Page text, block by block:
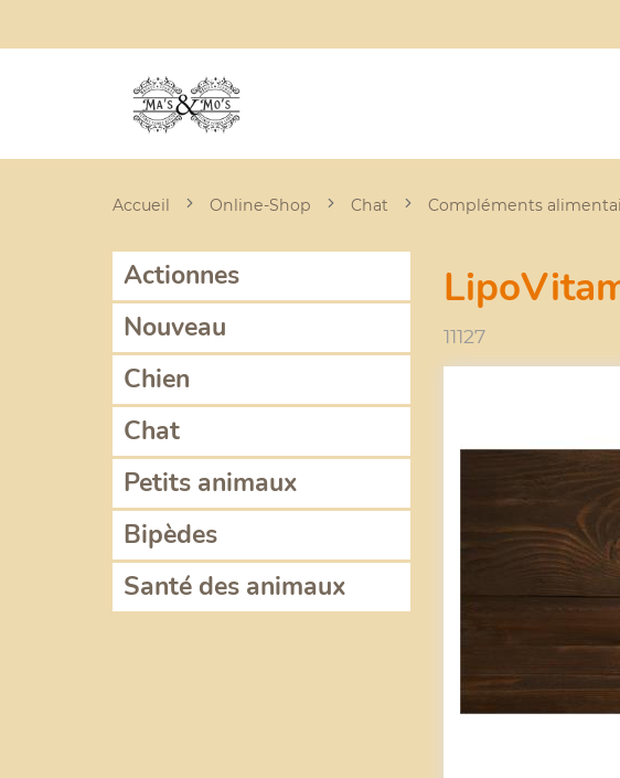
Accueil Online-Shop Chat Compléments
Actionnes
Nouveau
Chien
Chat
Petits animaux
Bipèdes
Santé des animaux
11127